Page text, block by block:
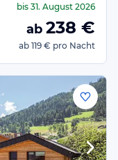
bis 31. August 2026
ab 238 €
ab 119 € pro Nacht